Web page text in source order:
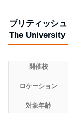
ブリティッシ
The
開催校
ロケーション
対象年齢